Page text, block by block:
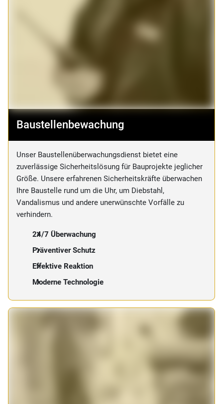
Baustellenbewachung
Unser Baustellenüberwachungsdienst bietet eine
zuverlässige Sicherheitslösung für Bauprojekte jeglicher
Größe. Unsere erfahrenen Sicherheitskräfte überwachen
Ihre Baustelle rund um die Uhr, um Diebstahl,
Vandalismus und andere unerwünschte Vorfälle zu
verhindern.
24/7 Überwachung
Präventiver Schutz
Effektive Reaktion
Moderne Technologie